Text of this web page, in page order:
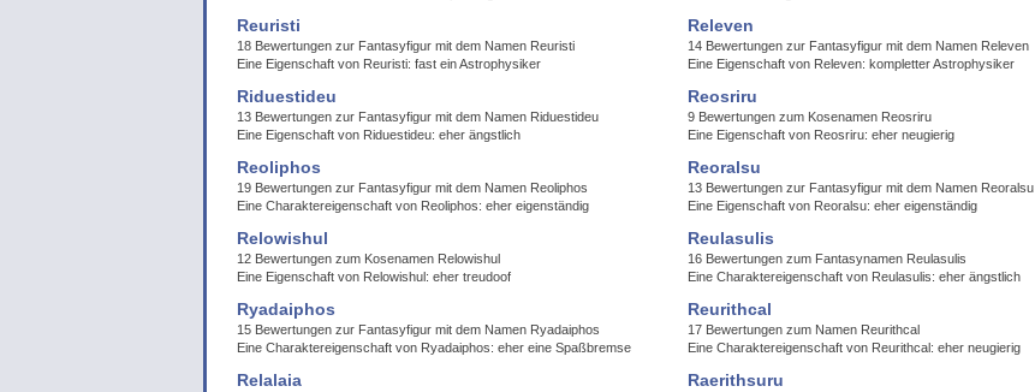
Reuristi
18 Bewertungen zur Fantasyfigur mit dem Namen Reuristi
Eine Eigenschaft von Reuristi: fast ein Astrophysiker
Releven
14 Bewertungen zur Fantasyfigur mit dem Namen Releven
Eine Eigenschaft von Releven: kompletter Astrophysiker
Riduestideu
13 Bewertungen zur Fantasyfigur mit dem Namen Riduestideu
Eine Eigenschaft von Riduestideu: eher ängstlich
Reosriru
9 Bewertungen zum Kosenamen Reosriru
Eine Eigenschaft von Reosriru: eher neugierig
Reoliphos
19 Bewertungen zur Fantasyfigur mit dem Namen Reoliphos
Eine Charaktereigenschaft von Reoliphos: eher eigenständig
Reoralsu
13 Bewertungen zur Fantasyfigur mit dem Namen Reoralsu
Eine Eigenschaft von Reoralsu: eher eigenständig
Relowishul
12 Bewertungen zum Kosenamen Relowishul
Eine Eigenschaft von Relowishul: eher treudoof
Reulasulis
16 Bewertungen zum Fantasynamen Reulasulis
Eine Charaktereigenschaft von Reulasulis: eher ängstlich
Ryadaiphos
15 Bewertungen zur Fantasyfigur mit dem Namen Ryadaiphos
Eine Charaktereigenschaft von Ryadaiphos: eher eine Spaßbremse
Reurithcal
17 Bewertungen zum Namen Reurithcal
Eine Charaktereigenschaft von Reurithcal: eher neugierig
Relalaia Raerithsuru